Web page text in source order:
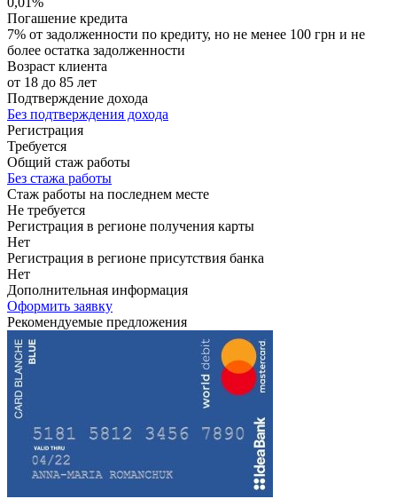
Погашение кредита
7% от задолженности по кредиту, но не менее 100 грн и не
более остатка задолженности
Возраст клиента
от 18 до 85 лет
Подтверждение дохода
Без подтверждения дохода
Регистрация
Требуется
Общий стаж работы
Без стажа работы
Стаж работы на последнем месте
Не требуется
Регистрация в регионе получения карты
Нет
Регистрация в регионе присутствия банка
Нет
Дополнительная информация
Оформить заявку
Рекомендуемые предложения